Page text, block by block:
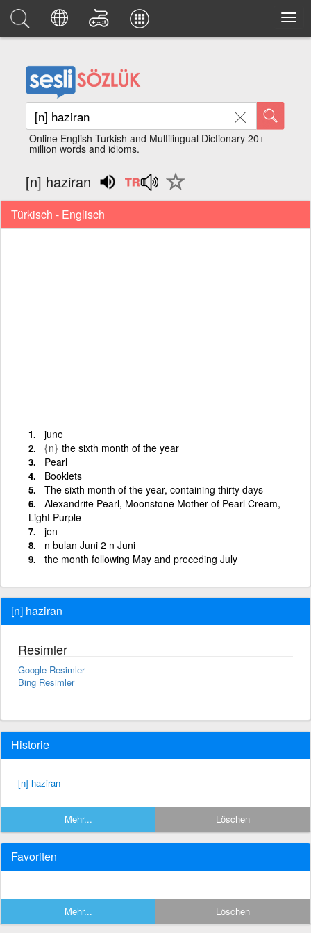
Online English Turkish and Multilingual Dictionary 20+
million words and idioms.
[n] haziran
Türkisch - Englisch
june
{n} the sixth month of the year
Pearl
Booklets
The sixth month of the year, containing thirty days
Alexandrite Pearl, Moonstone Mother of Pearl Cream,
Light Purple
jen
n bulan Juni 2 n Juni
the month following May and preceding July
[n] haziran
Resimler
Google Resimler
Bing Resimler
Historie
[n] haziran
Mehr... Löschen
Favoriten
Mehr... Löschen